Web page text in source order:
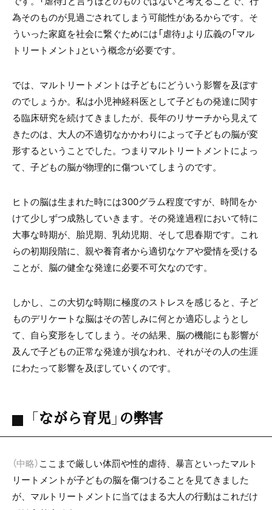
為そのものが見過ごされてしまう可能性があるからです。そ
ういった家庭を社会に繋ぐためには「虐待」より広義の「マル
トリートメント」という概念が必要です。
では、マルトリートメントは子どもにどういう影響を及ぼす
のでしょうか。私は小児神経科医として子どもの発達に関す
る臨床研究を続けてきましたが、長年のリサーチから見えて
きたのは、大人の不適切なかかわりによって子どもの脳が変
形するということでした。つまりマルトリートメントによっ
て、子どもの脳が物理的に傷ついてしまうのです。
ヒトの脳は生まれた時には300グラム程度ですが、時間をか
けて少しずつ成熟していきます。その発達過程において特に
大事な時期が、胎児期、乳幼児期、そして思春期です。これ
らの初期段階に、親や養育者から適切なケアや愛情を受ける
ことが、脳の健全な発達に必要不可欠なのです。
しかし、この大切な時期に極度のストレスを感じると、子ど
ものデリケートな脳はその苦しみに何とか適応しようとし
て、自ら変形をしてしまう。その結果、脳の機能にも影響が
及んで子どもの正常な発達が損なわれ、それがその人の生涯
にわたって影響を及ぼしていくのです。
「ながら育児」の弊害
（中略）ここまで厳しい体罰や性的虐待、暴言といったマルト
リートメントが子どもの脳を傷つけることを見てきました
が、マルトリートメントに当てはまる大人の行動はこれだけ